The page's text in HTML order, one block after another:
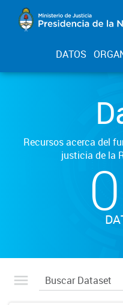
DATOS
Recursos acerca del
justicia de la